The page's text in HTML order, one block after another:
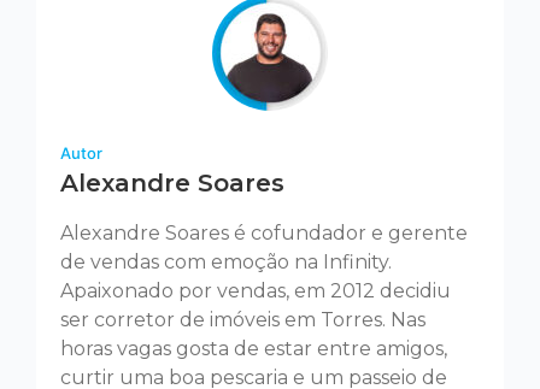
Autor
Alexandre Soares
Alexandre Soares é cofundador e gerente
de vendas com emoção na Infinity.
Apaixonado por vendas, em 2012 decidiu
ser corretor de imóveis em Torres. Nas
horas vagas gosta de estar entre amigos,
curtir uma boa pescaria e um passeio de